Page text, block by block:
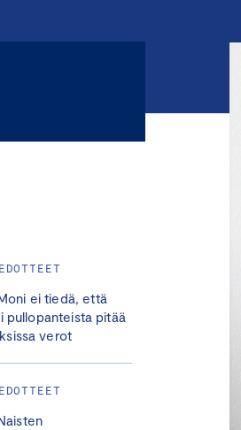
ei tiedä, että
pullopanteista pitää
verot